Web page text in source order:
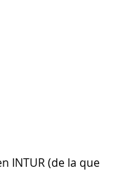
INTUR (de la que